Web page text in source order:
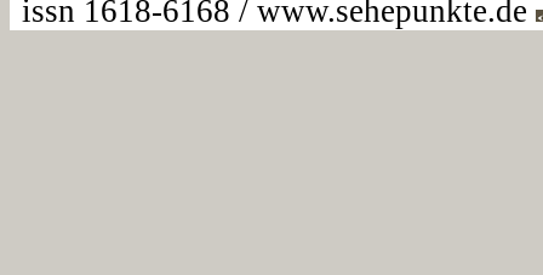
issn 1618-6168 / www.sehepunkte.de